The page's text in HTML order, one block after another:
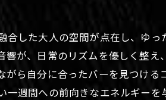
した大人の空間が点在し、ゆっ
が、日常のリズムを優しく整え
ら自分に合ったバーを見つける
週間への前向きなエネルギーを